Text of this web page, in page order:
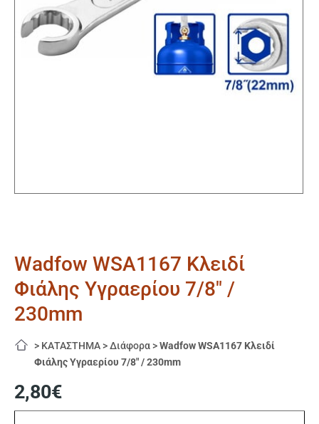
Wadfow WSA1167 Κλειδί
Φιάλης Υγραερίου 7/8″ /
230mm
> ΚΑΤΑΣΤΗΜΑ >Διάφορα >Wadfow WSA1167 Κλειδί
Φιάλης Υγραερίου 7/8″ / 230mm
2,80€